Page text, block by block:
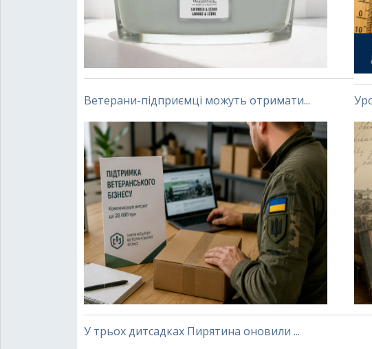
Ветерани-підприємці можуть отримати...
У трьох дитсадках Пирятина оновили ...